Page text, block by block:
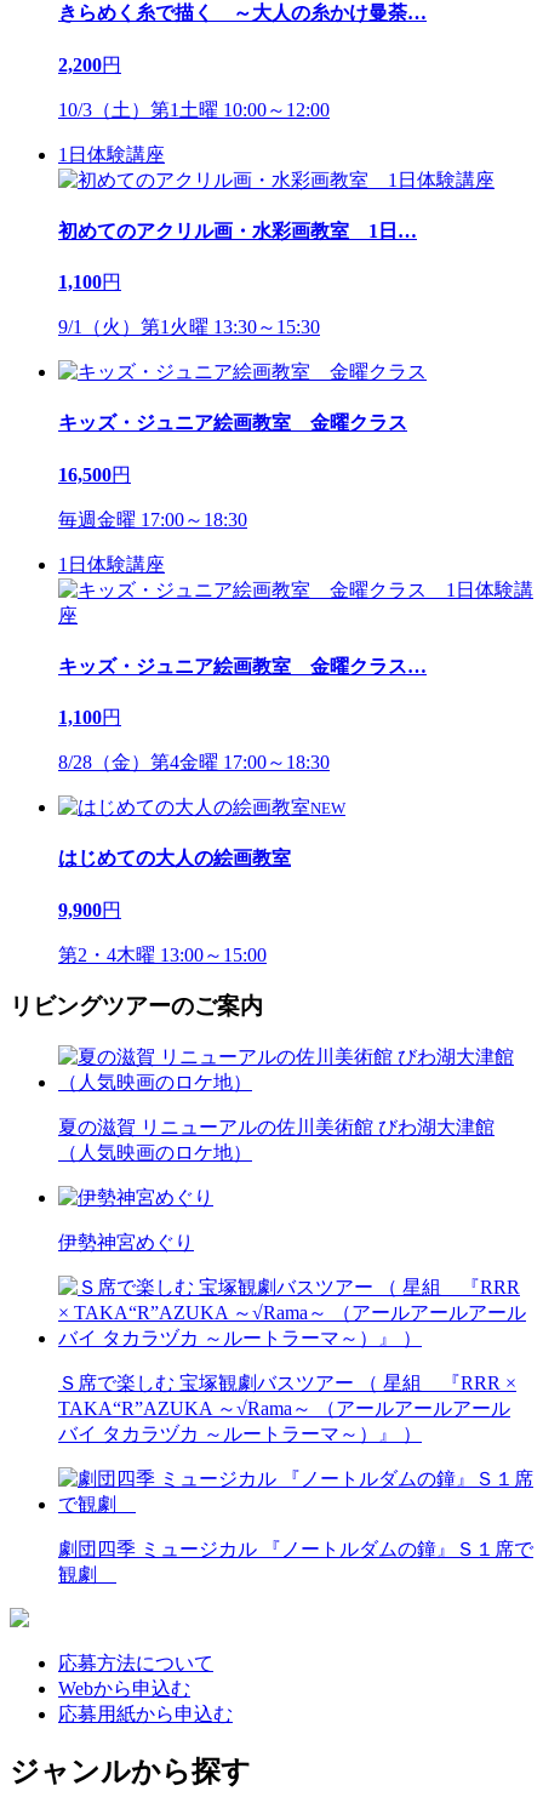
きらめく糸で描く ～大人の糸かけ曼荼…
2,200円
10/3（土）第1土曜 10:00～12:00
1日体験講座
初めてのアクリル画・水彩画教室 1日 …
1,100円
9/1（火）第1火曜 13:30～15:30
キッズ・ジュニア絵画教室 金曜クラス
16,500円
毎週金曜 17:00～18:30
1日体験講座
キッズ・ジュニア絵画教室 金曜クラス…
1,100円
8/28（金）第4金曜 17:00～18:30
NEW
はじめての大人の絵画教室
9,900円
第2・4木曜 13:00～15:00
リビングツアーのご案内
夏の滋賀 リニューアルの佐川美術館 びわ湖大津館
（人気映画のロケ地）
伊勢神宮めぐり
Ｓ席で楽しむ 宝塚観劇バスツアー （ 星組 『RRR ×
TAKA“R”AZUKA ～√Rama～ （アールアールアール
バイ タカラヅカ ～ルートラーマ～）』 ）
劇団四季 ミュージカル 『ノートルダムの鐘』Ｓ１席で
観劇
応募方法について
Webから申込む
応募用紙から申込む
ジャンルから探す